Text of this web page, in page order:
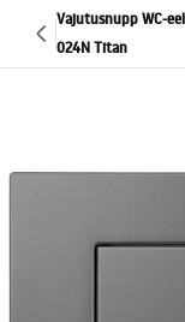
Vajutusnupp WC-
024N Titan